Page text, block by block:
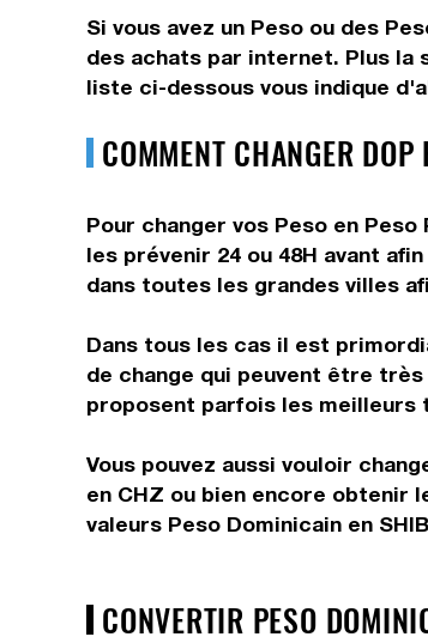
Si vous avez un Peso ou des
des achats par internet. Plus la
liste ci-dessous vous indique
COMMENT CHANGER
Pour changer vos Peso en
les prévenir 24 ou 48H avant
dans toutes les grandes villes
Dans tous les cas il est
de change qui peuvent être
proposent parfois les meilleurs
Vous pouvez aussi vouloir
en CHZ ou bien encore obtenir
valeurs Peso Dominicain en
CONVERTIR PESO